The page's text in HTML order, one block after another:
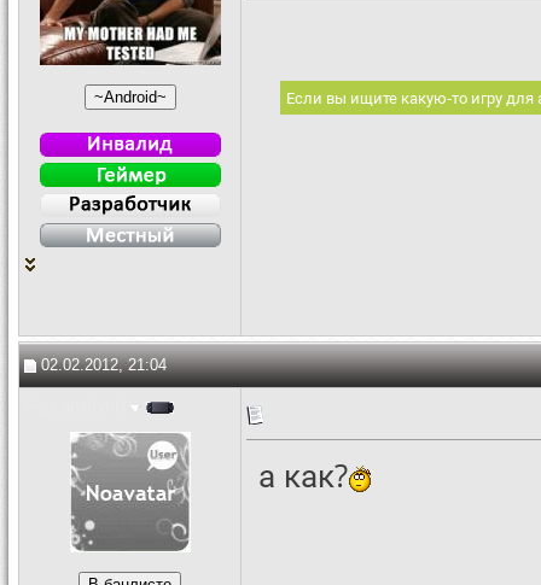
Если вы ищите какую-то игру
02.02.2012, 21:04
а как?